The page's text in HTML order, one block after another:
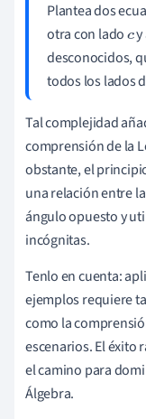
Plantea dos
otra con ladocy
desconocidos,
todos los lados
Tal complejidad
comprensión de la
obstante, el
una relación entre
ángulo opuesto y
incógnitas.
Tenlo en cuenta:
ejemplos requiere
como la
escenarios. El éxito
el camino para
Álgebra.